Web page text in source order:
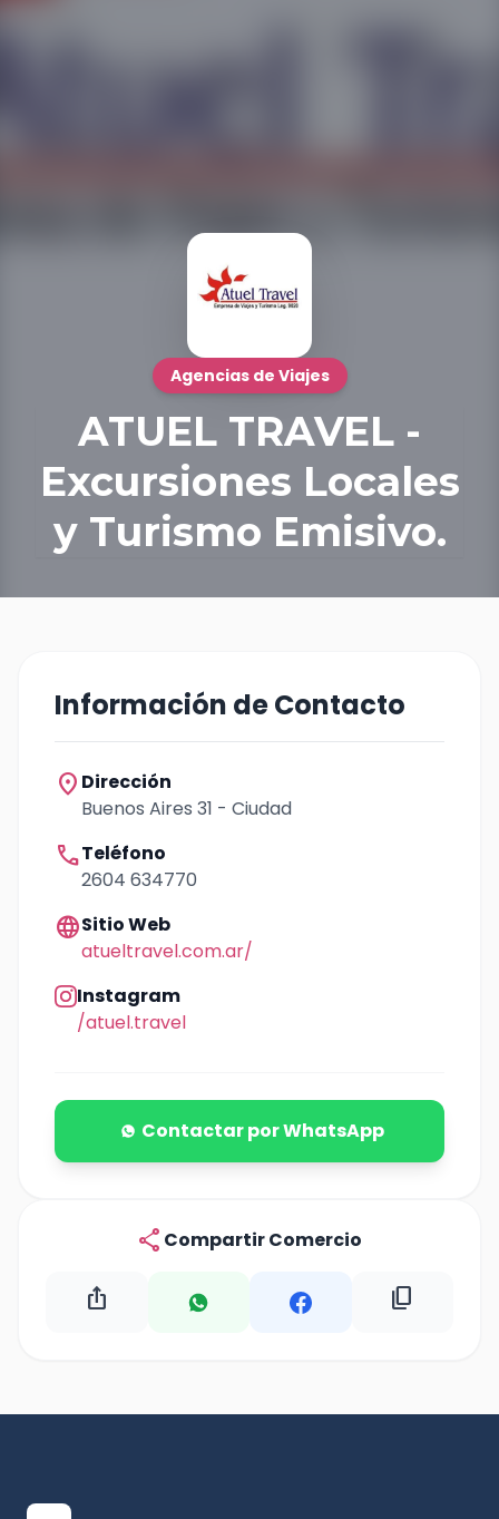
Agencias de Viajes
ATUEL TRAVEL -
Excursiones Locales
y Turismo Emisivo.
Información de Contacto
location_on Dirección
Buenos Aires 31 - Ciudad
callTeléfono
2604 634770
languageSitio Web
atueltravel.com.ar/
Instagram
/atuel.travel
Contactar por WhatsApp
share Compartir Comercio
ios_share content_copy